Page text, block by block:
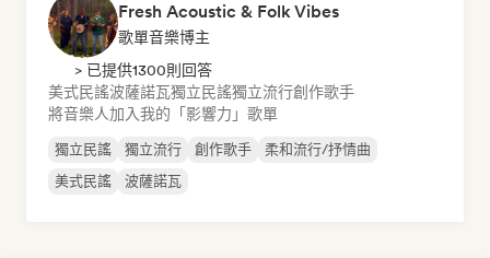
Fresh Acoustic & Folk Vibes
歌單音樂博主
> 已提供1300則回答
美式民謠波薩諾瓦獨立民謠獨立流行創作歌手
將音樂人加入我的「影響力」歌單
獨立民謠 獨立流行 創作歌手
柔和流行/抒情曲
美式民謠
波薩諾瓦